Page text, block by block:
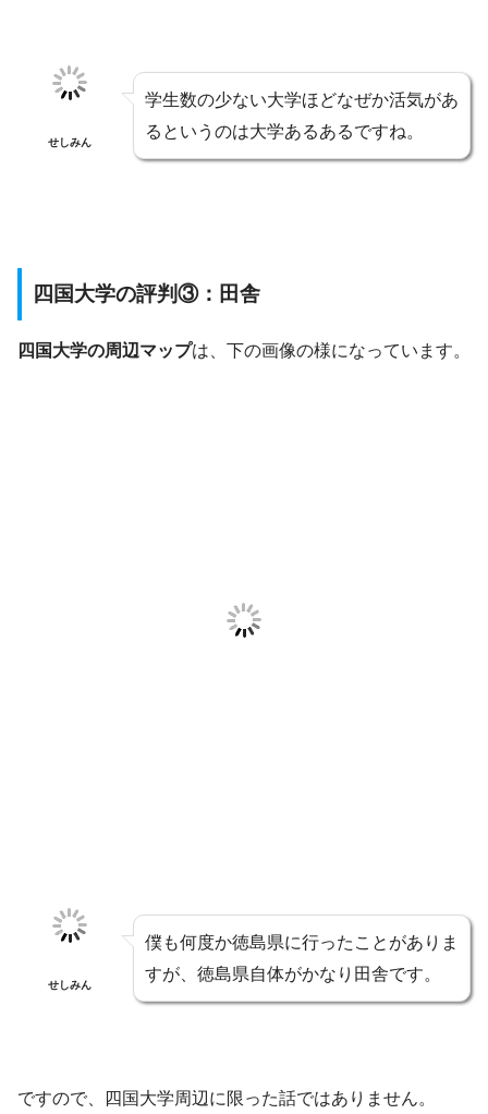
せしみん
学生数の少ない大学ほどなぜか活気があ
るというのは大学あるあるですね。
四国大学の評判③：田舎
四国大学の周辺マップは、下の画像の様になっています。
せしみん
僕も何度か徳島県に行ったことがありま
すが、徳島県自体がかなり田舎です。
ですので、四国大学周辺に限った話ではありません。